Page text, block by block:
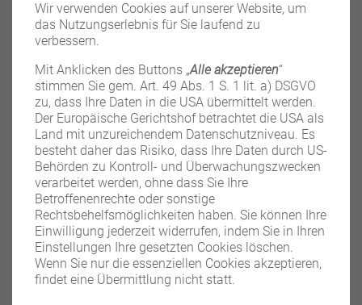
befestigt oder mit der Tragekordel über der Schulter
getragen werden. Ein Doppelreißverschluss erlaubt den
schnellen Zugriff von beiden Seiten, unabhängig von der
Tragevariante.
Mit den Farbstellungen black/lemon oder grey/lemon
zeigen sich die OSLO Taschen jung und trendig. Die Farbe
Lemon wird als optisches Highlight eingesetzt und markiert
den Reißverschluss.
Teile Beitrag: Teilen auf Facebook
Teilen auf XTeilen auf
ÄLTERE
Wir verwenden Cookies auf unserer Website, um
das Nutzungserlebnis für Sie laufend zu
verbessern.
Mit Anklicken des Buttons „Alle akzeptieren“
stimmen Sie gem. Art. 49 Abs. 1 S. 1 lit. a) DSGVO
zu, dass Ihre Daten in die USA übermittelt werden.
Der Europäische Gerichtshof betrachtet die USA als
Land mit unzureichendem Datenschutzniveau. Es
besteht daher das Risiko, dass Ihre Daten durch US-
Behörden zu Kontroll- und Überwachungszwecken
verarbeitet werden, ohne dass Sie Ihre
Betroffenenrechte oder sonstige
Rechtsbehelfsmöglichkeiten haben. Sie können Ihre
Einwilligung jederzeit widerrufen, indem Sie in Ihren
Einstellungen Ihre gesetzten Cookies löschen.
Wenn Sie nur die essenziellen Cookies akzeptieren,
findet eine Übermittlung nicht statt.